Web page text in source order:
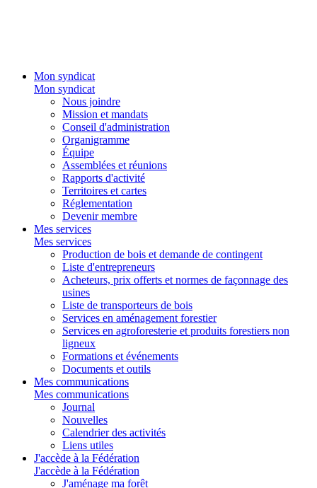
Mon syndicat
Mon syndicat
Nous joindre
Mission et mandats
Conseil d'administration
Organigramme
Équipe
Assemblées et réunions
Rapports d'activité
Territoires et cartes
Réglementation
Devenir membre
Mes services
Mes services
Production de bois et demande de contingent
Liste d'entrepreneurs
Acheteurs, prix offerts et normes de façonnage des
usines
Liste de transporteurs de bois
Services en aménagement forestier
Services en agroforesterie et produits forestiers non
ligneux
Formations et événements
Documents et outils
Mes communications
Mes communications
Journal
Nouvelles
Calendrier des activités
Liens utiles
J'accède à la Fédération
J'accède à la Fédération
J'aménage ma forêt